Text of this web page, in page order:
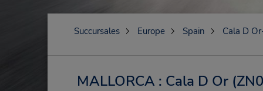
Succursales Europe Spain Cala D
MALLORCA : Cala D Or